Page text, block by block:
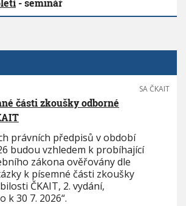
- seminář
SA ČKAIT
části zkoušky odborné
právních předpisů v období
budou vzhledem k probíhající
zákona ověřovány dle
k písemné části zkoušky
ČKAIT, 2. vydání,
k 30 7. 2026“.